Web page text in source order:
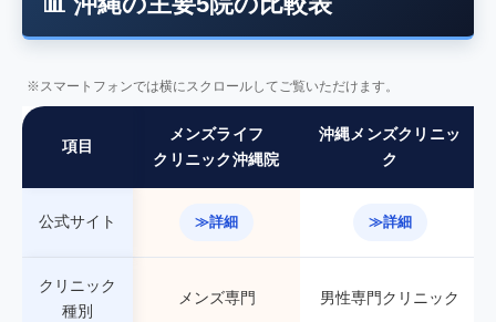
※スマートフォンでは横にスクロールしてご覧いただけます。
項目
メンズライフ
クリニック沖縄院
沖縄メンズクリニッ
ク
公式サイト ≫詳細 ≫詳細
クリニック
種別
メンズ専門 男性専門クリニック